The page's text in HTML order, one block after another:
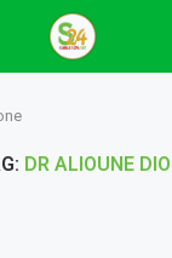
DR ALIOUNE